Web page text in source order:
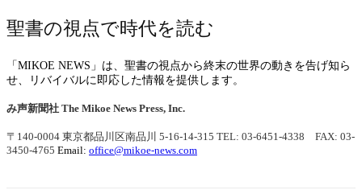
聖書の視点で時代を読む
「MIKOE NEWS」は、聖書の視点から終末の世界の動きを告げ知ら
せ、リバイバルに即応した情報を提供します。
み声新聞社 The Mikoe News Press, Inc.
〒140-0004 東京都品川区南品川 5-16-14-315 TEL: 03-6451-4338 FAX: 03-
3450-4765 Email: office@mikoe-news.com